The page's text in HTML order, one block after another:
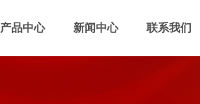
产品中心 新闻中心 联系我们